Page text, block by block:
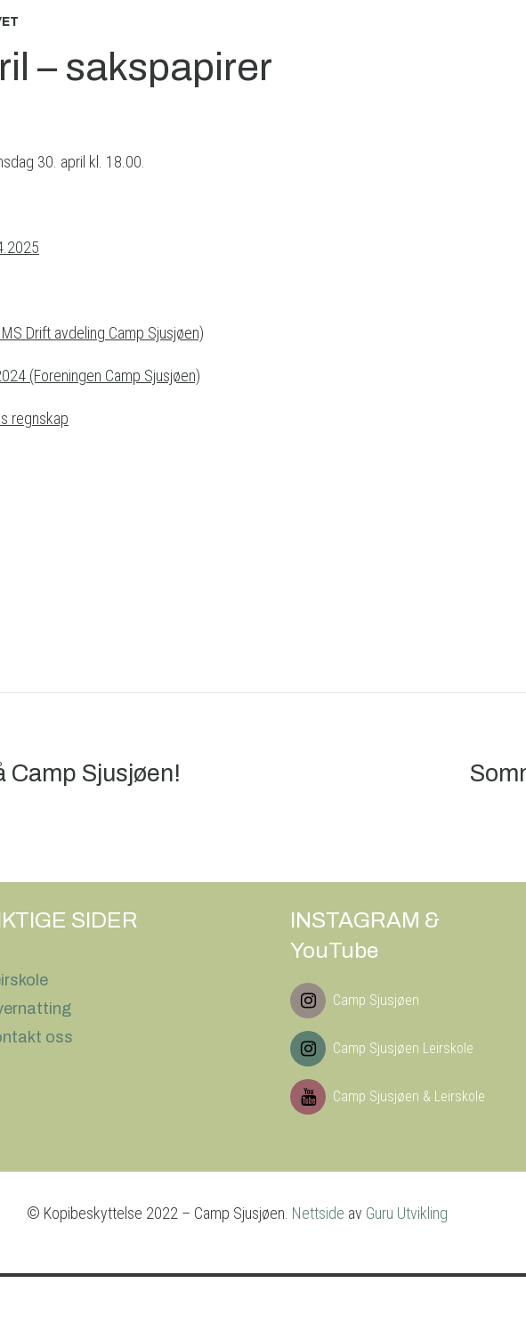
– sakspapirer
30. april kl. 18.00.
Drift avdeling Camp Sjusjøen)
(Foreningen Camp Sjusjøen)
regnskap
Camp Sjusjøen!
SIDER
oss
INSTAGRAM &
YouTube
Camp Sjusjøen
Camp Sjusjøen Leirskole
Camp Sjusjøen & Leirskole
© Kopibeskyttelse 2022 – Camp Sjusjøen. Nettside av Guru Utvikling